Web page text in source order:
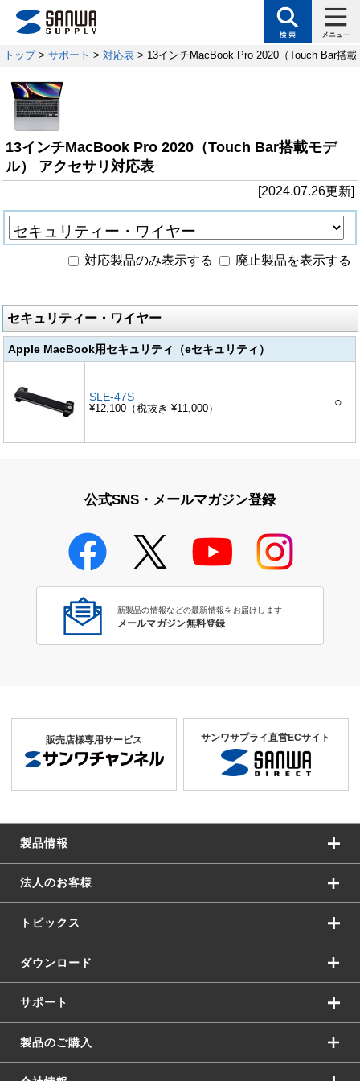
トップ> サポート > 対応表 > 13インチMacBook Pro 2020（Touch Bar搭
13インチMacBook Pro 2020（Touch Bar搭載モデ
ル） アクセサリ対応表
[2024.07.26更新]
対応製品のみ表示する 廃止製品を表示する
セキュリティー・ワイヤー
Apple MacBook用セキュリティ（eセキュリティ）
SLE-47S
¥12,100（税抜き ¥11,000） ○
公式SNS・メールマガジン登録
新製品の情報などの最新情報をお届けします
メールマガジン無料登録
販売店様専用サービス サンワサプライ直営ECサイト
製品情報
法人のお客様
トピックス
ダウンロード
サポート
製品のご購入